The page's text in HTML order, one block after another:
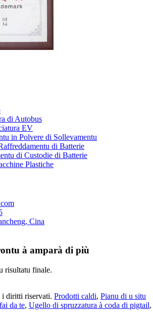
di Autobus
EV
in Polvere di Sollevamentu
di Batterie
di Custodie di Batterie
Plastiche
Cina
à amparà di più
risultatu finale.
diritti riservati. Prodotti caldi, Pianu di u situ
da te, Ugello di spruzzatura à coda di pigtail,